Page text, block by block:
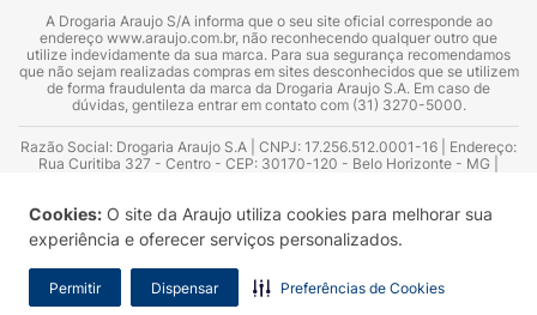
Cookies: O site da Araujo utiliza cookies para melhorar sua
experiência e oferecer serviços personalizados.
Permitir Dispensar Preferências de Cookies
A Drogaria Araujo S/A informa que o seu site oficial corresponde ao
endereço www.araujo.com.br, não reconhecendo qualquer outro que
utilize indevidamente da sua marca. Para sua segurança recomendamos
que não sejam realizadas compras em sites desconhecidos que se utilizem
de forma fraudulenta da marca da Drogaria Araujo S.A. Em caso de
dúvidas, gentileza entrar em contato com (31) 3270-5000.
Razão Social: Drogaria Araujo S.A | CNPJ: 17.256.512.0001-16 | Endereço:
Rua Curitiba 327 - Centro - CEP: 30170-120 - Belo Horizonte - MG |
Azevedo Guimarães – CRF 10.965 | Yasmin Silva Alvarenga – CRF 52.584 -
Consultor substituto: Thiago Aguiar Pinheiro - CRF Nº 13.748. Alvará
Sanitário: 2025020713 | Autorização de Funcionamento da Empresa (AFE):